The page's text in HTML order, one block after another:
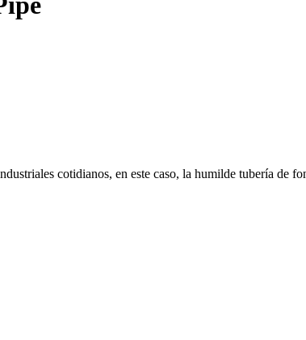
cotidianos, en este caso, la humilde tubería de